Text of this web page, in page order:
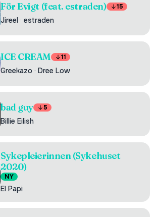
För Evigt (feat. estraden) 15
Jireel · estraden
ICE CREAM 11
Greekazo · Dree Low
bad guy 5
Billie Eilish
Sykepleierinnen (Sykehuset
2020)
NY
El Papi